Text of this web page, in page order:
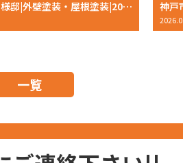
【神戸市垂水区U様邸|外壁塗装・屋根塗装|2025年10月完工】対応も仕上がりも大満足！アステック無機塗料で美しく生まれ変わりました✨
一覧